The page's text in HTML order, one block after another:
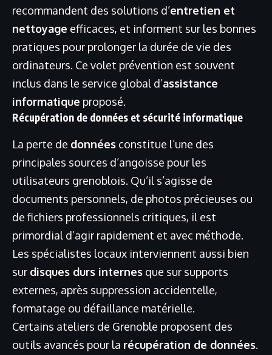
recommandent des solutions d’entretien et
nettoyage efficaces, et informent sur les bonnes
pratiques pour prolonger la durée de vie des
ordinateurs. Ce volet prévention est souvent
inclus dans le service global d’assistance
informatique proposé.
Récupération de données et sécurité informatique
La perte de données constitue l’une des
principales sources d’angoisse pour les
utilisateurs grenoblois. Qu’il s’agisse de
documents personnels, de photos précieuses ou
de fichiers professionnels critiques, il est
primordial d’agir rapidement et avec méthode.
Les spécialistes locaux interviennent aussi bien
sur disques durs internes que sur supports
externes, après suppression accidentelle,
formatage ou défaillance matérielle.
Certains ateliers de Grenoble proposent des
outils avancés pour la récupération de données.